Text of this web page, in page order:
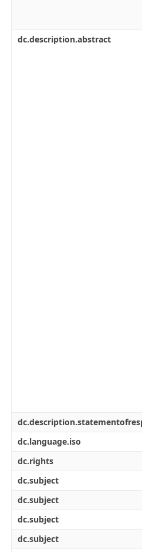
dc.description.abstract
dc.language.iso
dc.rights
dc.subject
dc.subject
dc.subject
dc.subject